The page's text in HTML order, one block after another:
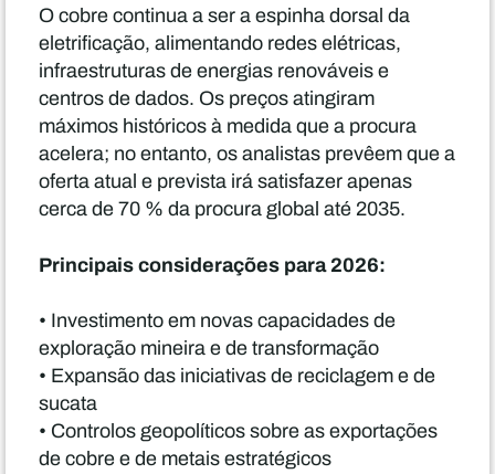
O cobre continua a ser a espinha dorsal da
eletrificação, alimentando redes elétricas,
infraestruturas de energias renováveis e
centros de dados. Os preços atingiram
máximos históricos à medida que a procura
acelera; no entanto, os analistas prevêem que a
oferta atual e prevista irá satisfazer apenas
cerca de 70 % da procura global até 2035.
Principais considerações para 2026:
• Investimento em novas capacidades de
exploração mineira e de transformação
• Expansão das iniciativas de reciclagem e de
sucata
• Controlos geopolíticos sobre as exportações
de cobre e de metais estratégicos